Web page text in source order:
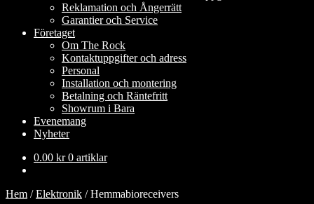
Reklamation och Ångerrätt
Garantier och Service
Företaget
Om The Rock
Kontaktuppgifter och adress
Personal
Installation och montering
Betalning och Räntefritt
Showrum i Bara
Evenemang
Nyheter
0.00 kr 0 artiklar
Hem /Elektronik /Hemmabioreceivers